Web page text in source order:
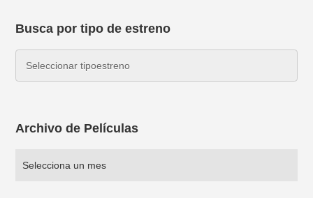
Busca por tipo de estreno
Archivo de Películas